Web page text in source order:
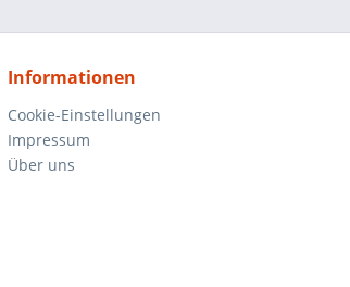
Informationen
Cookie-Einstellungen
Impressum
Über uns